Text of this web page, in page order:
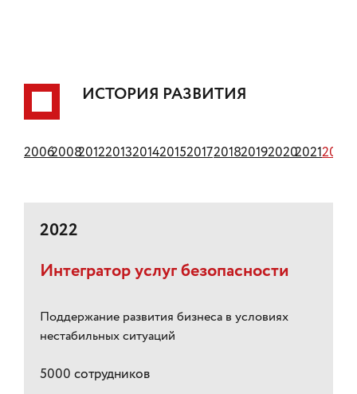
ИСТОРИЯ РАЗВИТИЯ
200620082012201320142015201720182019202020212022
2022
Интегратор услуг безопасности
Поддержание развития бизнеса в условиях
нестабильных ситуаций
5000 сотрудников